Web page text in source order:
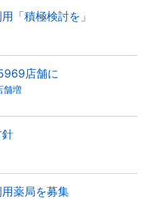
「積極検討を」
店舗に
舗増
薬局を募集